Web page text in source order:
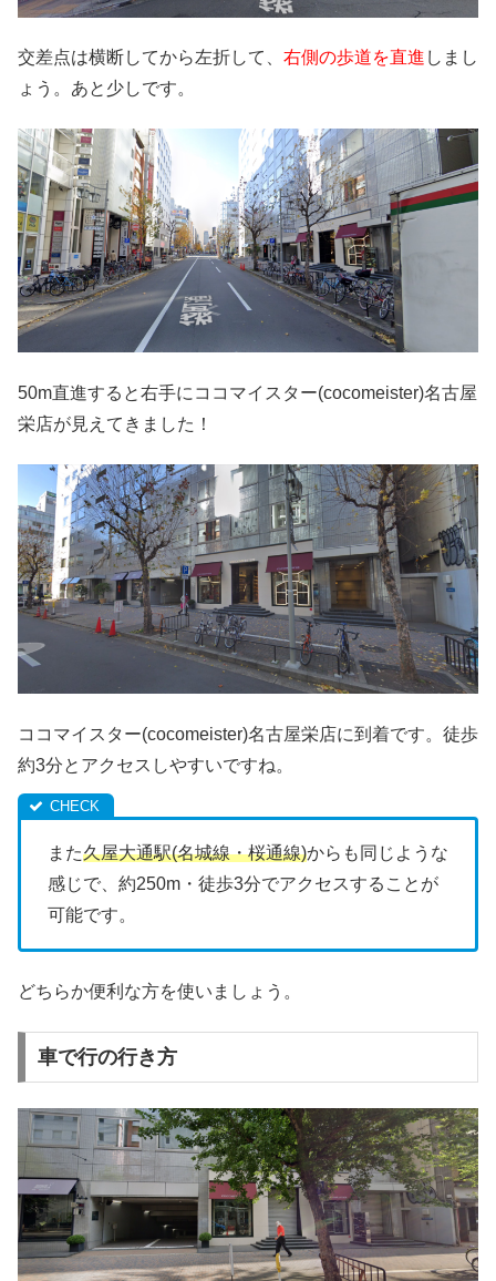
交差点は横断してから左折して、 右側の歩道を直進 しまし
ょう。あと少しです。
50m直進すると右手にココマイスター(cocomeister)名古屋
栄店が見えてきました！
ココマイスター(cocomeister)名古屋栄店に到着です。徒歩
約3分とアクセスしやすいですね。
また久屋大通駅(名城線・桜通線)からも同じような
感じで、約250m・徒歩3分でアクセスすることが
可能です。
どちらか便利な方を使いましょう。
車で行の行き方